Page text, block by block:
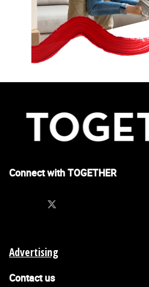
Connect with TOGETHER
Advertising
Contact us